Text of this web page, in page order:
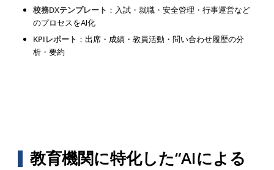
校務DXテンプレート ：入試・就職・安全管理・行事運営など
のプロセスをAI化
KPIレポート ：出席・成績・教員活動・問い合わせ履歴の分
析・要約
教育機関に特化した“AIによる